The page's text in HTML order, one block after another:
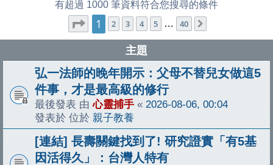
有超過 1000 筆資料符合您搜尋的條件
第 1頁 (共 40 頁)
1 2 3 4 5 … 40
主題
弘一法師的晚年開示：父母不替兒女做這5
件事，才是最高級的修行
最後發表 由心靈捕手 « 2026-08-06, 00:04
發表於 位於 親子教養
[連結] 長壽關鍵找到了! 研究證實「有5基
因活得久」：台灣人特有